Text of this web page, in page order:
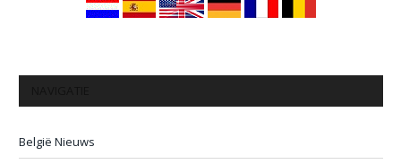
België Nieuws